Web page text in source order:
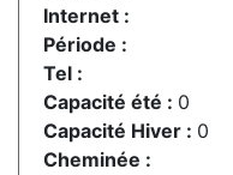
Internet :
Période :
Tel :
Capacité été : 0
Capacité Hiver : 0
Cheminée :